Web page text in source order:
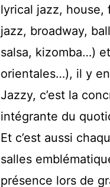
lyrical jazz, house,
jazz, broadway,
salsa, kizomba…)
orientales…), il y
Jazzy, c’est la
intégrante du
Et c’est aussi
salles
présence lors de